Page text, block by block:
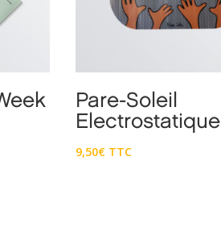
Pare-Soleil
Electrostatique
9,50€ TTC